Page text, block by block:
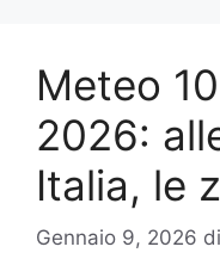
Meteo
2026:
Italia, le
Gennaio 9, 2026 di